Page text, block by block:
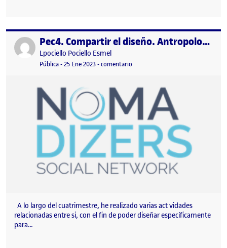
Publicado por Pec4. Compartir el diseño. Antropología del diseño
Publicado por
Lpociello Pociello Esmel
Visibilidad:
Pública-Fecha de publicación
25 Ene 2023-comentario
A lo largo del cuatrimestre, he realizado varias act vidades
relacionadas entre si, con el fin de poder diseñar específicamente
para…